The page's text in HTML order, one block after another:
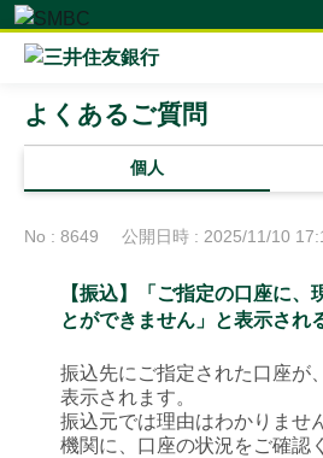
個人
よくあるご質問
No : 8649 公開日時 : 2025/11/10
【振込】「ご指定の口座に、
とができません」と表示され
振込先にご指定された口座が
表示されます。
振込元では理由はわかりませ
機関に、口座の状況をご確認